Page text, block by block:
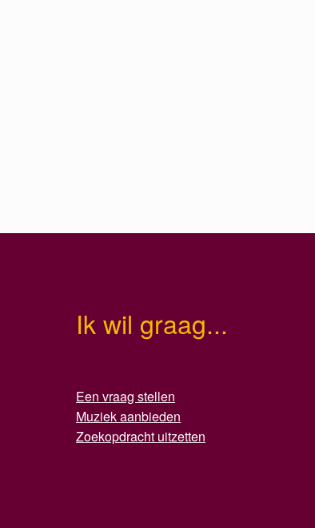
Ik wil graag...
Een vraag stellen
Muziek aanbieden
Zoekopdracht uitzetten